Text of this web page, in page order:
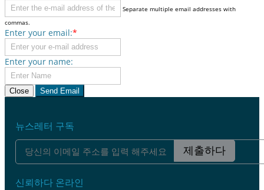
Separate multiple email addresses with
commas.
Enter your email:*
Enter your name:
Close Send Email
뉴스레터 구독
제출하다
신뢰하다 온라인